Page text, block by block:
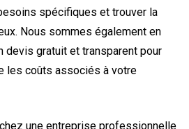
spécifiques et trouver la
Nous sommes également en
devis gratuit et transparent pour
les coûts associés à votre
une entreprise professionnelle